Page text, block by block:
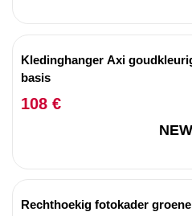
Kledinghanger Axi
basis
108 €
Rechthoekig fotokader